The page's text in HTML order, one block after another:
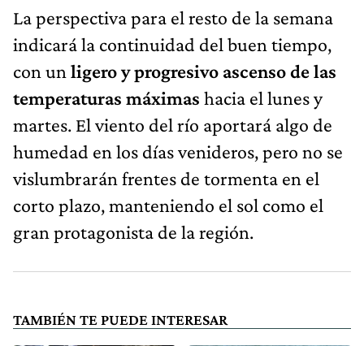
La perspectiva para el resto de la semana
indicará la continuidad del buen tiempo,
con un ligero y progresivo ascenso de las
temperaturas máximas hacia el lunes y
martes. El viento del río aportará algo de
humedad en los días venideros, pero no se
vislumbrarán frentes de tormenta en el
corto plazo, manteniendo el sol como el
gran protagonista de la región.
TAMBIÉN TE PUEDE INTERESAR